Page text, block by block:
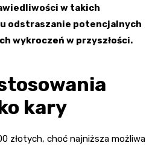
w takich
odstraszanie potencjalnych
wykroczeń w przyszłości.
kary
złotych, choć najniższa możliwa